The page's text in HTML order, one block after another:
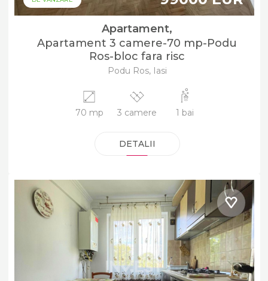
Apartament,
Apartament 3 camere-70 mp-Podu
Ros-bloc fara risc
Podu Ros, Iasi
70 mp 3 camere 1 bai
DETALII